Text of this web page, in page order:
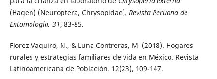
(Hagen) (Neuroptera, Chrysopidae). Revista Peruana de
Entomología, 31, 83-85.
Florez Vaquiro, N., & Luna Contreras, M. (2018). Hogares
rurales y estrategias familiares de vida en México. Revista
Latinoamericana de Población, 12(23), 109-147.